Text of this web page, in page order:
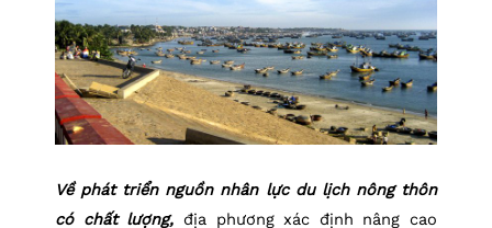
Về phát triển nguồn nhân lực du lịch nông thôn
có chất lượng, địa phương xác định nâng cao